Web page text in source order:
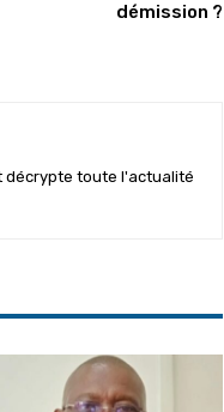
démission ?
décrypte toute l'actualité